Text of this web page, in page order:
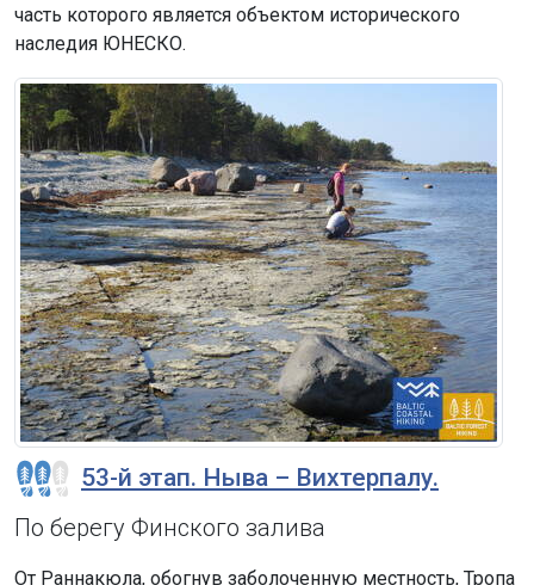
часть которого является объектом исторического
наследия ЮНЕСКО.
53-й этап. Ныва – Вихтерпалу.
По берегу Финского залива
От Раннакюла, обогнув заболоченную местность, Тропа